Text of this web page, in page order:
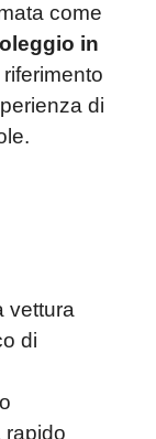
come
in
di
vettura
di
rapido